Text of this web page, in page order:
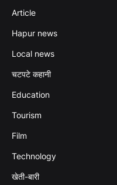
Article
Hapur news
Local news
चटपटे कहानी
Education
Tourism
Film
Technology
खेती-बारी